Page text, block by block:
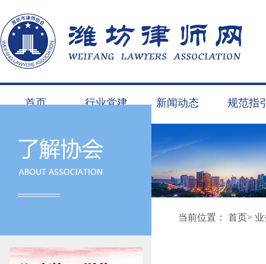
首页 行业党建 新闻动态 规范指
当前位置： 首页>